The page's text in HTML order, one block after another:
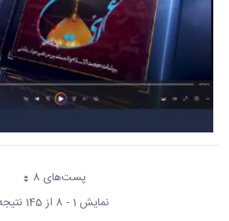
پست‌‌های 8هر صفحه
نمایش 1 - 8 از 145 نتیجه